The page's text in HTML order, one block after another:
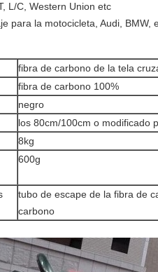
L/C, Western Union etc
para la motocicleta, Audi, BMW,
fibra de carbono de la tela
fibra de carbono 100%
negro
los 80cm/100cm o modificado
8kg
600g
tubo de escape de la fibra de
carbono